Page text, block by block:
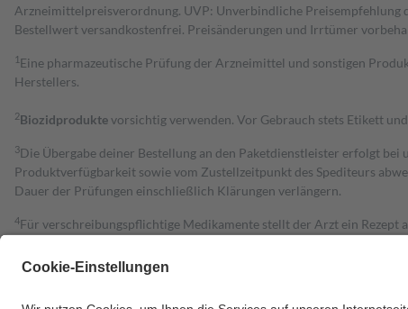
Arzneimittelpreisverordnung. UVP: Unverbindliche Preisempfehlung
Bestell­wert versand­kosten­frei. Preisänderungen und Irrtümer
1 Eine pharmazeutische Prüfung der Arzneimittel und sonstigen
Herstellers.
2Biozidproduktevorsichtig verwenden. Vor Gebrauch stets Etikett
3Die Übergabe deiner Bestellung an den Paketdienstleister erfolgt
Produktverfügbarkeit sowie vom Zustellzeitpunkt des Spediteurs
Dauer der Prüfungen einschließlich Klärungen verlängern.
4Für verschreibungspflichtige Medikamente stellt der Arzt ein Rezept
Grundsätzlich leisten Mitglieder Zuzahlungen in Höhe von zehn